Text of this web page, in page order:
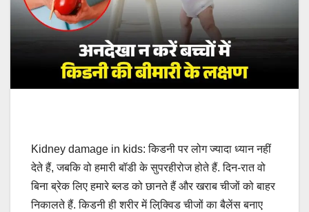
Kidney damage in kids: किडनी पर लोग ज्यादा ध्यान नहीं
देते हैं, जबकि वो हमारी बॉडी के सुपरहीरोज होते हैं. दिन-रात वो
बिना ब्रेक लिए हमारे ब्लड को छानते हैं और खराब चीजों को बाहर
निकालते हैं. किडनी ही शरीर में लिक्वि़ड चीजों का बैलेंस बनाए